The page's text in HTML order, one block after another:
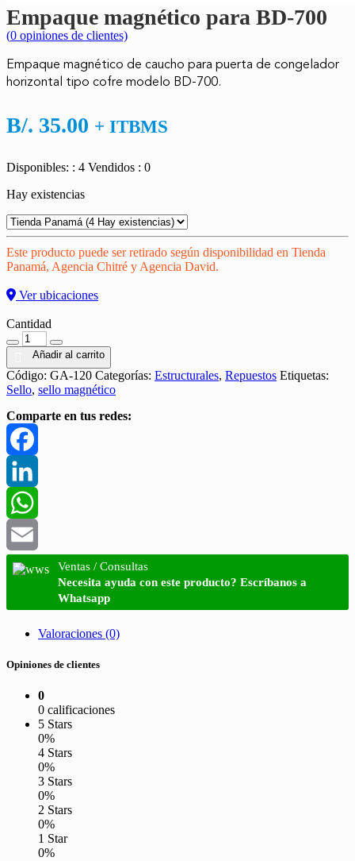
Empaque magnético para BD-700
(0 opiniones de clientes)
Empaque magnético de caucho para puerta de congelador
horizontal tipo cofre modelo BD-700.
B/. 35.00 + ITBMS
Disponibles: : 4 Vendidos : 0
Hay existencias
Este producto puede ser retirado según disponibilidad en Tienda
Panamá, Agencia Chitré y Agencia David.
Ver ubicaciones
Cantidad
Añadir al carrito
Código: GA-120 Categorías: Estructurales, Repuestos Etiquetas:
Sello, sello magnético
Comparte en tus redes:
Facebook
LinkedIn
WhatsApp
Email
Ventas / Consultas
Necesita ayuda con este producto? Escríbanos a
Whatsapp
Valoraciones (0)
Opiniones de clientes
0
0 calificaciones
5 Stars
0%
4 Stars
0%
3 Stars
0%
2 Stars
0%
1 Star
0%